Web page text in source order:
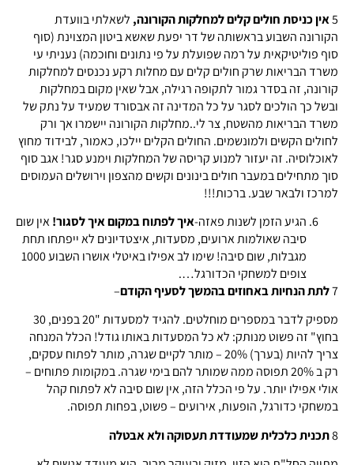
5אין כניסת חולים קלים למחלקות הקורונה, לשאלתי בוועדת
הקורונה השבוע בראשותה של דר יפעת שאשא ביטון המצוינת (סוף
סוף פוליטיקאית על רמה שפועלת על פי נתונים וחוכמה) נעניתי עי
משרד הבריאות שרק חולים קלים עם מחלות רקע נכנסים למחלקות
קורונה, זה בסדר גמור לתקופה רגילה, אבל שאין מקום במחלקות
ובשל כך הולכים לסגר על כל המדינה זה אבסורד שמעיד על נתק של
משרד הבריאות מהשטח, צר לי..מחלקות הקורונה יישמרו אך ורק
לחולים הקשים ולמונשמים. החולים הקלים יילכו, כאמור, לבידוד מחוץ
לאוכלוסיה. זה יעזור למנוע קריסה של המחלקות וימנע סגר! אגב סוף
סוך מתחילים במעבר חולים בינונים וקשים מהצפון וירושלים העמוסים
למרכז ולבאר שבע. ברכות!!!
הגיע הזמן לשנות פאזה-איך לפתוח במקום איך לסגור!אין שום
סיבה שאולמות ארועים, מסעדות, איצטדיונים לא ייפתחו תחת
מגבלות, שום סיבה! שימו לב אפילו באיטלי אושרו השבוע 1000
צופים למשחקי הכדורגל….
7לתת הנחיות באחוזים בהמשך לסעיף הקודם–
מספיק לדבר במספרים מוחלטים. להגיד למסעדות "20 בפנים, 30
בחוץ" זה פשוט מנותק: לא כל המסעדות באותו גודל! הכלל המנחה
צריך להיות (בערך) 20% – מותר לקיים שגרה, מותר לפתוח עסקים,
רק ב 20% תפוסה ממה שמותר להם בימי שגרה. במקומות פתוחים –
אולי אפילו יותר. על פי הכלל הזה, אין שום סיבה לא לפתוח קהל
במשחקי כדורגל, הופעות, אירועים – פשוט, בפחות תפוסה.
8תכנית כלכלית שמעודדת תעסוקה ולא אבטלה